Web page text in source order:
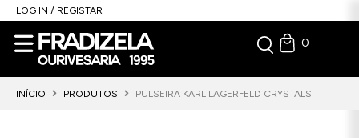
LOG IN / REGISTAR
0
INÍCIO PRODUTOS PULSEIRA KARL LAGERFELD CRYSTALS